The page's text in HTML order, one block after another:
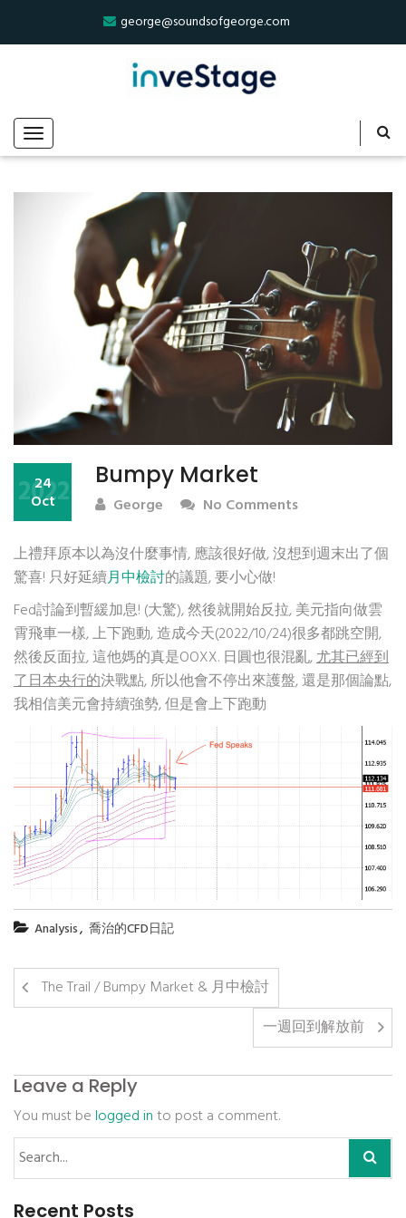
george@soundsofgeorge.com
Bumpy Market
24
Oct
2022 George No Comments
上禮拜原本以為沒什麼事情, 應該很好做, 沒想到週末出了個
驚喜! 只好延續月中檢討的議題, 要小心做!
Fed討論到暫緩加息! (大驚), 然後就開始反拉, 美元指向做雲
霄飛車一樣, 上下跑動, 造成今天(2022/10/24)很多都跳空開,
然後反面拉, 這他媽的真是OOXX. 日圓也很混亂,尤其已經到
了日本央行的決戰點, 所以他會不停出來護盤, 還是那個論點,
我相信美元會持續強勢, 但是會上下跑動
Analysis, 喬治的CFD日記
The Trail / Bumpy Market & 月中檢討
一週回到解放前
Leave a Reply
You must belogged into post a comment.
Recent Posts